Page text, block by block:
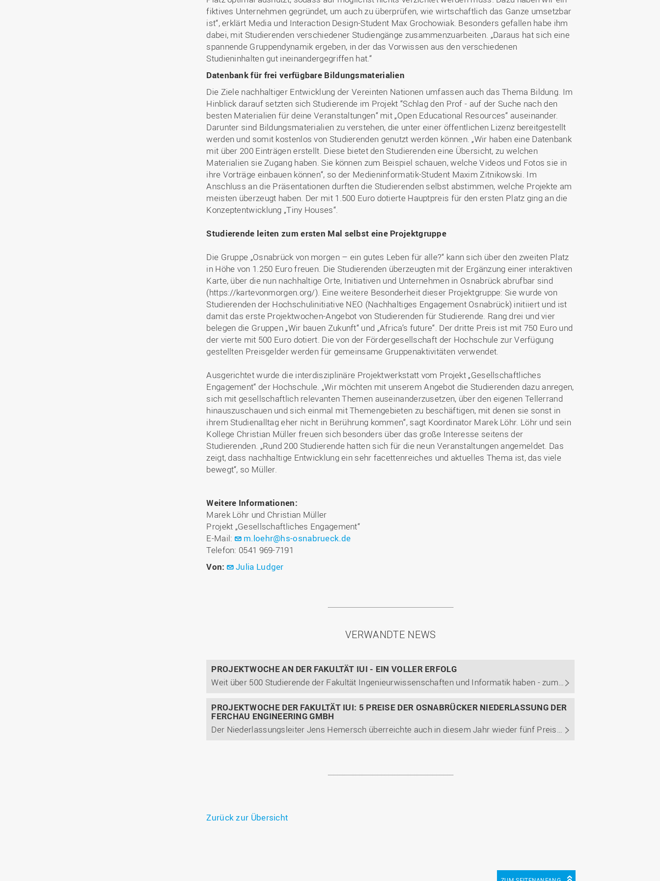
fiktives Unternehmen gegründet, um auch zu überprüfen, wie wirtschaftlich das Ganze umsetzbar
ist“, erklärt Media und Interaction Design-Student Max Grochowiak. Besonders gefallen habe ihm
dabei, mit Studierenden verschiedener Studiengänge zusammenzuarbeiten. „Daraus hat sich eine
spannende Gruppendynamik ergeben, in der das Vorwissen aus den verschiedenen
Studieninhalten gut ineinandergegriffen hat.“
Datenbank für frei verfügbare Bildungsmaterialien
Die Ziele nachhaltiger Entwicklung der Vereinten Nationen umfassen auch das Thema Bildung. Im
Hinblick darauf setzten sich Studierende im Projekt “Schlag den Prof - auf der Suche nach den
besten Materialien für deine Veranstaltungen“ mit „Open Educational Resources“ auseinander.
Darunter sind Bildungsmaterialien zu verstehen, die unter einer öffentlichen Lizenz bereitgestellt
werden und somit kostenlos von Studierenden genutzt werden können. „Wir haben eine Datenbank
mit über 200 Einträgen erstellt. Diese bietet den Studierenden eine Übersicht, zu welchen
Materialien sie Zugang haben. Sie können zum Beispiel schauen, welche Videos und Fotos sie in
ihre Vorträge einbauen können“, so der Medieninformatik-Student Maxim Zitnikowski. Im
Anschluss an die Präsentationen durften die Studierenden selbst abstimmen, welche Projekte am
meisten überzeugt haben. Der mit 1.500 Euro dotierte Hauptpreis für den ersten Platz ging an die
Konzeptentwicklung „Tiny Houses“.
Studierende leiten zum ersten Mal selbst eine Projektgruppe
Die Gruppe „Osnabrück von morgen – ein gutes Leben für alle?“ kann sich über den zweiten Platz
in Höhe von 1.250 Euro freuen. Die Studierenden überzeugten mit der Ergänzung einer interaktiven
Karte, über die nun nachhaltige Orte, Initiativen und Unternehmen in Osnabrück abrufbar sind
(https://kartevonmorgen.org/). Eine weitere Besonderheit dieser Projektgruppe: Sie wurde von
Studierenden der Hochschulinitiative NEO (Nachhaltiges Engagement Osnabrück) initiiert und ist
damit das erste Projektwochen-Angebot von Studierenden für Studierende. Rang drei und vier
belegen die Gruppen „Wir bauen Zukunft“ und „Africa’s future“. Der dritte Preis ist mit 750 Euro und
der vierte mit 500 Euro dotiert. Die von der Fördergesellschaft der Hochschule zur Verfügung
gestellten Preisgelder werden für gemeinsame Gruppenaktivitäten verwendet.
Ausgerichtet wurde die interdisziplinäre Projektwerkstatt vom Projekt „Gesellschaftliches
Engagement“ der Hochschule. „Wir möchten mit unserem Angebot die Studierenden dazu anregen,
sich mit gesellschaftlich relevanten Themen auseinanderzusetzen, über den eigenen Tellerrand
hinauszuschauen und sich einmal mit Themengebieten zu beschäftigen, mit denen sie sonst in
ihrem Studienalltag eher nicht in Berührung kommen“, sagt Koordinator Marek Löhr. Löhr und sein
Kollege Christian Müller freuen sich besonders über das große Interesse seitens der
Studierenden. „Rund 200 Studierende hatten sich für die neun Veranstaltungen angemeldet. Das
zeigt, dass nachhaltige Entwicklung ein sehr facettenreiches und aktuelles Thema ist, das viele
bewegt“, so Müller.
Weitere Informationen:
Marek Löhr und Christian Müller
Projekt „Gesellschaftliches Engagement“
E-Mail:
m.loehr@hs-osnabrueck.de
Telefon: 0541 969-7191
Von:
Julia Ludger
VERWANDTE NEWS
PROJEKTWOCHE AN DER FAKULTÄT IUI - EIN VOLLER ERFOLG
Weit über 500 Studierende der Fakultät Ingenieurwissenschaften und Informatik haben - zum Teil gemeinsam mit Studierenden anderer Fakultäten - rund 50 Projekte in fünf Tagen bearbeitet. Ergebnisse ihrer Arbeit präsentierten sie am Freitag, 25. Oktober, auf der Projektmesse im Hörsaalgebäude SL und ...
PROJEKTWOCHE DER FAKULTÄT IUI: 5 PREISE DER OSNABRÜCKER NIEDERLASSUNG DER
FERCHAU ENGINEERING GMBH
Der Niederlassungsleiter Jens Hemersch überreichte auch in diesem Jahr wieder fünf Preise der Osnabrücker Niederlassung der FERCHAU Engineering GmbH an die besten Projektteams der Fakultät Ingenieurwissenschaften und Informatik.
Zurück zur Übersicht